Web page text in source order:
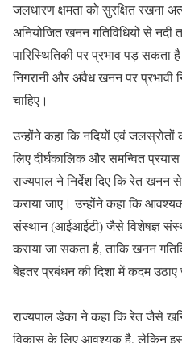
जलधारण क्षमता को सुरक्षित रखना
अनियोजित खनन गतिविधियों से
पारिस्थितिकी पर प्रभाव पड़ सकता
निगरानी और अवैध खनन पर प्रभावी
चाहिए।
उन्होंने कहा कि नदियों एवं
लिए दीर्घकालिक और समन्वित
राज्यपाल ने निर्देश दिए कि रेत खनन
कराया जाए। उन्होंने कहा कि
संस्थान (आईआईटी) जैसे विशेषज्ञ
कराया जा सकता है, ताकि खनन
बेहतर प्रबंधन की दिशा में कदम
राज्यपाल डेका ने कहा कि रेत जैसे
विकास के लिए आवश्यक है, लेकिन